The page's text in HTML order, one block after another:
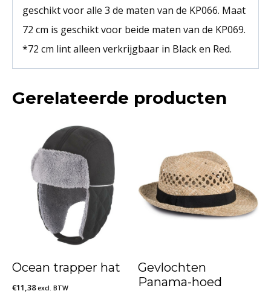
geschikt voor alle 3 de maten van de KP066. Maat
72 cm is geschikt voor beide maten van de KP069.
*72 cm lint alleen verkrijgbaar in Black en Red.
Gerelateerde producten
Ocean trapper hat
€11,38 excl. BTW
Gevlochten
Panama-hoed